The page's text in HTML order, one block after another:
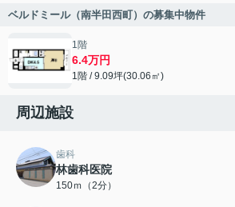
ベルドミール（南半田西町）の募集中物件
1階
6.4万円
1階 / 9.09坪(30.06㎡)
周辺施設
歯科
林歯科医院
150ｍ（2分）